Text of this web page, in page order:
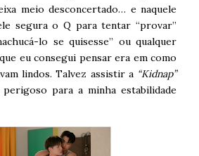
meio desconcertado… e naquele
segura o Q para tentar “provar”
lo se quisesse” ou qualquer
eu consegui pensar era em como
lindos. Talvez assistir a “Kidnap”
para a minha estabilidade